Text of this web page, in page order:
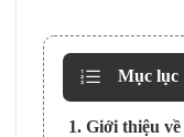
Mục lục
1. Giới thiệu